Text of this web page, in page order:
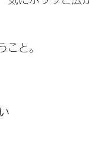
こと。